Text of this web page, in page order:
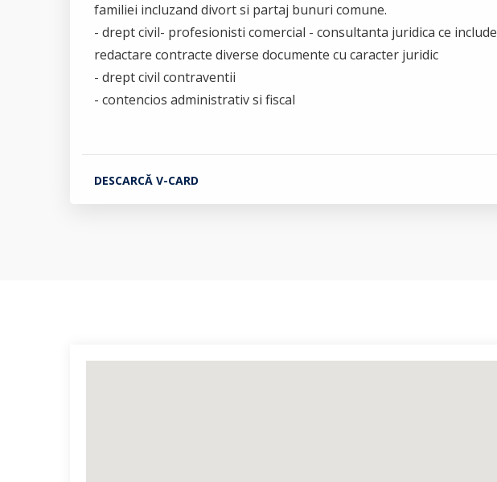
familiei incluzand divort si partaj bunuri comune.
- drept civil- profesionisti comercial - consultanta juridica ce include
redactare contracte diverse documente cu caracter juridic
- drept civil contraventii
- contencios administrativ si fiscal
DESCARCĂ V-CARD